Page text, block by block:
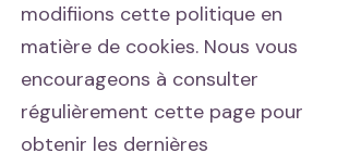
modifiions cette politique en
matière de cookies. Nous vous
encourageons à consulter
régulièrement cette page pour
obtenir les dernières